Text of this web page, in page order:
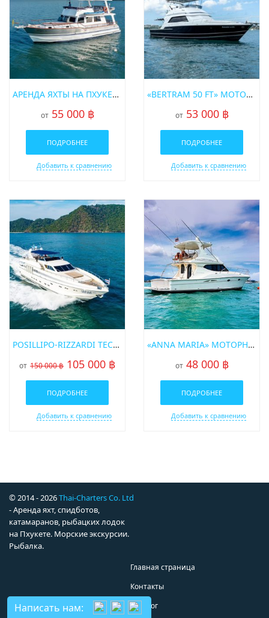
АРЕНДА ЯХТЫ НА ПХУКЕТЕ SAMBUCA
от 55 000 ฿
ПОДРОБНЕЕ
Добавить к сравнению
«BERTRAM 50 FT» МОТОРНАЯ ЯХТА
от 53 000 ฿
ПОДРОБНЕЕ
Добавить к сравнению
POSILLIPO-RIZZARDI TECHNEMA 89 МОТОРНАЯ СУПЕРЯХТА
от 150 000 ฿ 105 000 ฿
ПОДРОБНЕЕ
Добавить к сравнению
«ANNA MARIA» МОТОРНАЯ ЯХТА
от 48 000 ฿
ПОДРОБНЕЕ
Добавить к сравнению
© 2014 - 2026Thai-Charters Co. Ltd
- Аренда яхт, спидботов,
катамаранов, рыбацких лодок
на Пхукете. Морские экскурсии.
Рыбалка.
Главная страница
Контакты
Каталог
Написать нам: